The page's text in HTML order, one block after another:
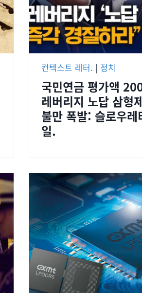
컨텍스트 레터. | 정치
국민연금 평가액
레버리지 노답 삼형
불만 폭발: 슬로우
일.